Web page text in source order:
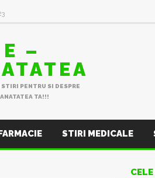
E –
PENTRU SI DESPRE
TA!!!
STIRI MEDICALE